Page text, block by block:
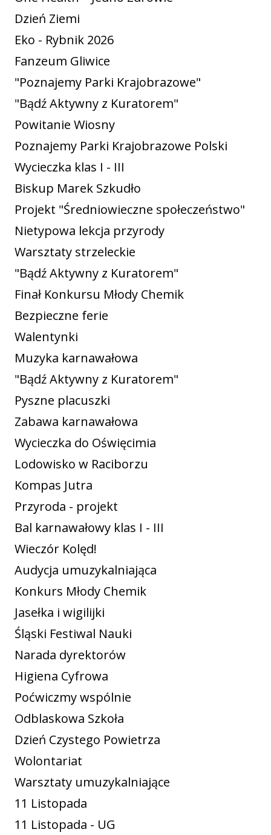
Dzień Ziemi
Eko - Rybnik 2026
Fanzeum Gliwice
"Poznajemy Parki Krajobrazowe"
"Bądź Aktywny z Kuratorem"
Powitanie Wiosny
Poznajemy Parki Krajobrazowe Polski
Wycieczka klas I - III
Biskup Marek Szkudło
Projekt "Średniowieczne społeczeństwo"
Nietypowa lekcja przyrody
Warsztaty strzeleckie
"Bądź Aktywny z Kuratorem"
Finał Konkursu Młody Chemik
Bezpieczne ferie
Walentynki
Muzyka karnawałowa
"Bądź Aktywny z Kuratorem"
Pyszne placuszki
Zabawa karnawałowa
Wycieczka do Oświęcimia
Lodowisko w Raciborzu
Kompas Jutra
Przyroda - projekt
Bal karnawałowy klas I - III
Wieczór Kolęd!
Audycja umuzykalniająca
Konkurs Młody Chemik
Jasełka i wigilijki
Śląski Festiwal Nauki
Narada dyrektorów
Higiena Cyfrowa
Poćwiczmy wspólnie
Odblaskowa Szkoła
Dzień Czystego Powietrza
Wolontariat
Warsztaty umuzykalniające
11 Listopada
11 Listopada - UG